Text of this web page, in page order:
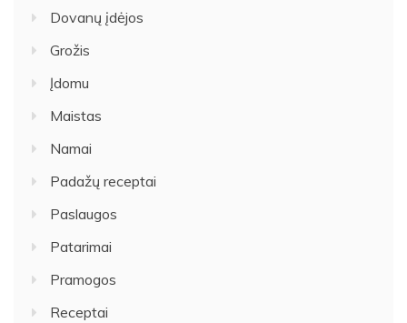
Dovanų įdėjos
Grožis
Įdomu
Maistas
Namai
Padažų receptai
Paslaugos
Patarimai
Pramogos
Receptai